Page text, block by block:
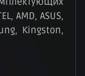
AMD, ASUS,
Kingston,